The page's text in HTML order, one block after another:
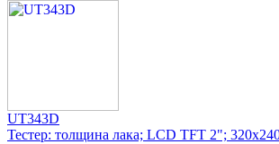
UT343D
Тестер: толщина лака; LCD TFT 2";